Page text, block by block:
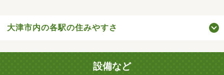
大津市内の各駅の住みやすさ
設備など